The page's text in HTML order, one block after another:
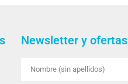
Newsletter y ofertas